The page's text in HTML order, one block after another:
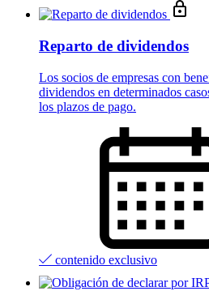
Reparto de dividendos
Los socios de empresas con
dividendos en determinados
los plazos de pago.
contenido exclusivo